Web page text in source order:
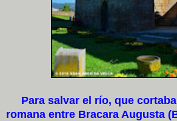
Para salvar el río, que cortaba
romana entre Bracara Augusta